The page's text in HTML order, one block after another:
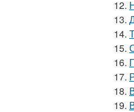
12.
13.
14.
15.
16.
17.
18.
19.